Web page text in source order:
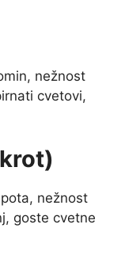
nežnost
cvetovi,
nežnost
goste cvetne